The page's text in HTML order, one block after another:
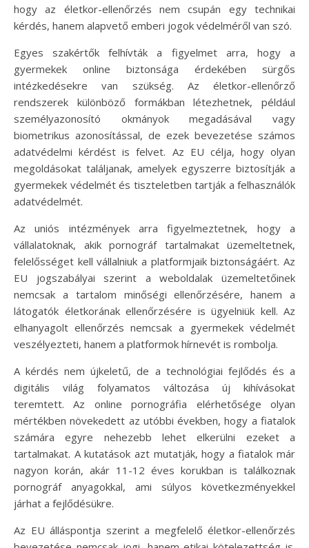
hogy az életkor-ellenőrzés nem csupán egy technikai
kérdés, hanem alapvető emberi jogok védelméről van szó.
Egyes szakértők felhívták a figyelmet arra, hogy a
gyermekek online biztonsága érdekében sürgős
intézkedésekre van szükség. Az életkor-ellenőrző
rendszerek különböző formákban létezhetnek, például
személyazonosító okmányok megadásával vagy
biometrikus azonosítással, de ezek bevezetése számos
adatvédelmi kérdést is felvet. Az EU célja, hogy olyan
megoldásokat találjanak, amelyek egyszerre biztosítják a
gyermekek védelmét és tiszteletben tartják a felhasználók
adatvédelmét.
Az uniós intézmények arra figyelmeztetnek, hogy a
vállalatoknak, akik pornográf tartalmakat üzemeltetnek,
felelősséget kell vállalniuk a platformjaik biztonságáért. Az
EU jogszabályai szerint a weboldalak üzemeltetőinek
nemcsak a tartalom minőségi ellenőrzésére, hanem a
látogatók életkorának ellenőrzésére is ügyelniük kell. Az
elhanyagolt ellenőrzés nemcsak a gyermekek védelmét
veszélyezteti, hanem a platformok hírnevét is rombolja.
A kérdés nem újkeletű, de a technológiai fejlődés és a
digitális világ folyamatos változása új kihívásokat
teremtett. Az online pornográfia elérhetősége olyan
mértékben növekedett az utóbbi években, hogy a fiatalok
számára egyre nehezebb lehet elkerülni ezeket a
tartalmakat. A kutatások azt mutatják, hogy a fiatalok már
nagyon korán, akár 11-12 éves korukban is találkoznak
pornográf anyagokkal, ami súlyos következményekkel
járhat a fejlődésükre.
Az EU álláspontja szerint a megfelelő életkor-ellenőrzés